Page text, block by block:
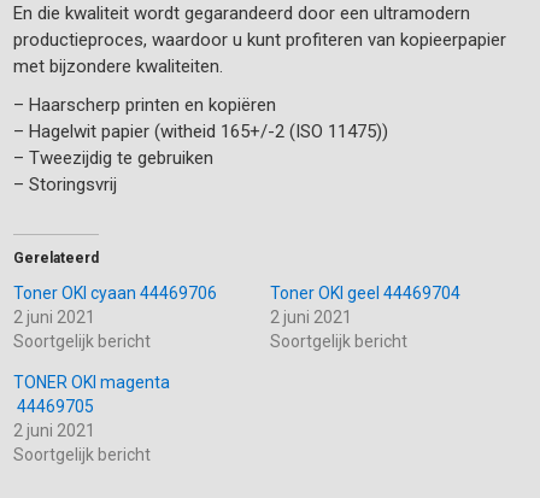
En die kwaliteit wordt gegarandeerd door een ultramodern
productieproces, waardoor u kunt profiteren van kopieerpapier
met bijzondere kwaliteiten.
– Haarscherp printen en kopiëren
– Hagelwit papier (witheid 165+/-2 (ISO 11475))
– Tweezijdig te gebruiken
– Storingsvrij
Gerelateerd
Toner OKI cyaan 44469706
2 juni 2021
Soortgelijk bericht
Toner OKI geel 44469704
2 juni 2021
Soortgelijk bericht
TONER OKI magenta
44469705
2 juni 2021
Soortgelijk bericht